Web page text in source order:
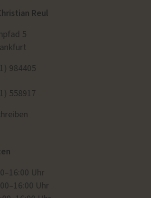
Reul
5
984405
558917
Uhr
Uhr